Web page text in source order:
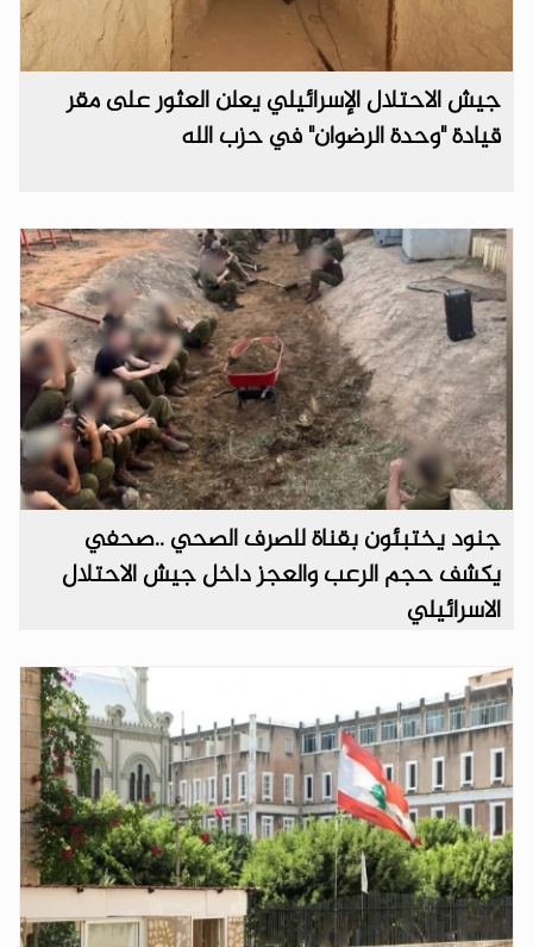
جيش الاحتلال الإسرائيلي يعلن العثور على مقر
قيادة "وحدة الرضوان" في حزب الله
جنود يختبئون بقناة للصرف الصحي ..صحفي
يكشف حجم الرعب والعجز داخل جيش الاحتلال
الاسرائيلي